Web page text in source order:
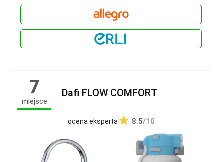
7
miejsce
Dafi FLOW COMFORT
ocena eksperta 8.5/10